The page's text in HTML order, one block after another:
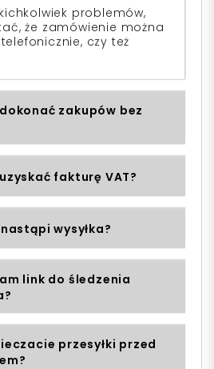
problemów,
że zamówienie można
czy też
zakupów bez
fakturę VAT?
wysyłka?
link do śledzenia
przesyłki przed